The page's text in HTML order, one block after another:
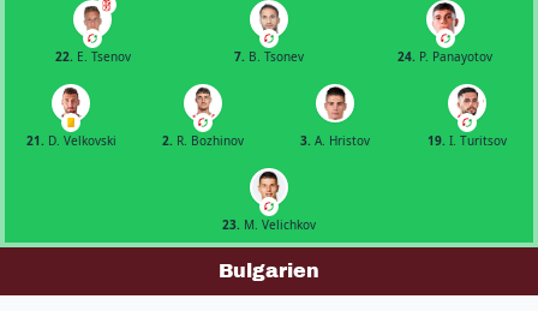
22. E. Tsenov 7. B. Tsonev 24. P. Panayotov
21. D. Velkovski 2. R. Bozhinov 3. A. Hristov 19. I. Turitsov
23. M. Velichkov
Bulgarien